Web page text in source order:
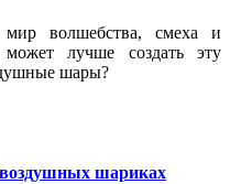
волшебства, смеха и
лучше создать эту
шары?
шариках